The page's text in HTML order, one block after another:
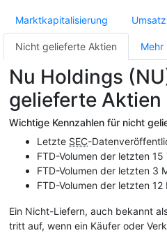
Marktkapitalisierung Umsatz
Nicht gelieferte Aktien Mehr
Nu Holdings
gelieferte Aktien
Wichtige Kennzahlen für nicht
Letzte SEC-
FTD-Volumen der letzten
FTD-Volumen der letzten 3
FTD-Volumen der letzten
Ein Nicht-Liefern, auch bekannt
tritt auf, wenn ein Käufer oder